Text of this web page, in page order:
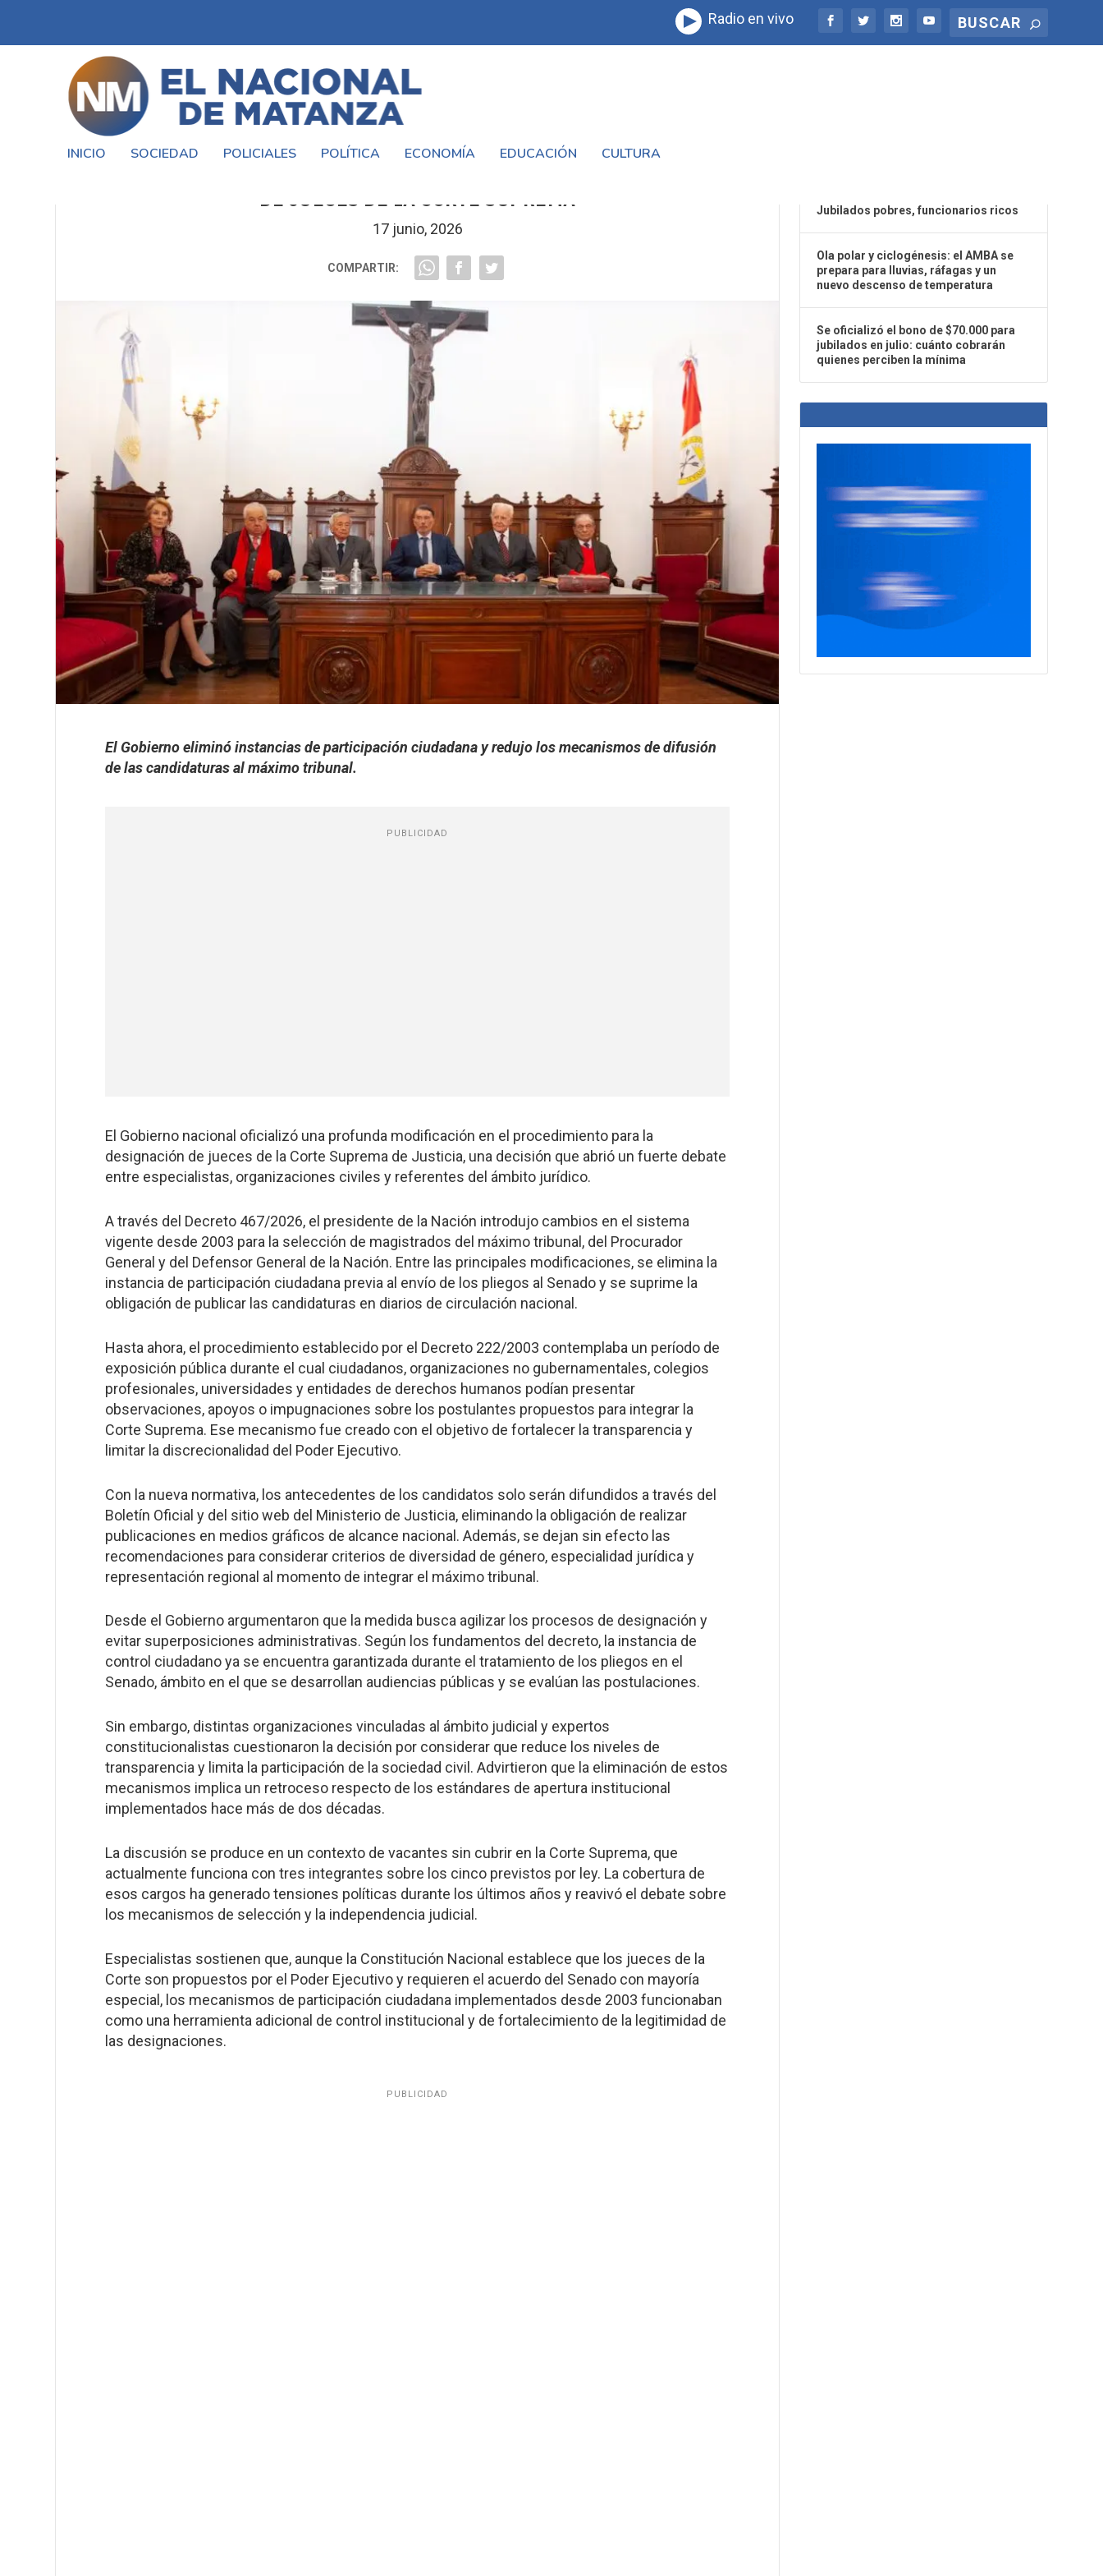
Radio en vivo
INICIO SOCIEDAD POLICIALES POLÍTICA ECONOMÍA EDUCACIÓN CULTURA
DE JUECES DE LA CORTE SUPREMA
17 junio, 2026
COMPARTIR:
El Gobierno eliminó instancias de participación ciudadana y redujo los mecanismos de difusión
de las candidaturas al máximo tribunal.
PUBLICIDAD
El Gobierno nacional oficializó una profunda modificación en el procedimiento para la
designación de jueces de la Corte Suprema de Justicia, una decisión que abrió un fuerte debate
entre especialistas, organizaciones civiles y referentes del ámbito jurídico.
A través del Decreto 467/2026, el presidente de la Nación introdujo cambios en el sistema
vigente desde 2003 para la selección de magistrados del máximo tribunal, del Procurador
General y del Defensor General de la Nación. Entre las principales modificaciones, se elimina la
instancia de participación ciudadana previa al envío de los pliegos al Senado y se suprime la
obligación de publicar las candidaturas en diarios de circulación nacional.
Hasta ahora, el procedimiento establecido por el Decreto 222/2003 contemplaba un período de
exposición pública durante el cual ciudadanos, organizaciones no gubernamentales, colegios
profesionales, universidades y entidades de derechos humanos podían presentar
observaciones, apoyos o impugnaciones sobre los postulantes propuestos para integrar la
Corte Suprema. Ese mecanismo fue creado con el objetivo de fortalecer la transparencia y
limitar la discrecionalidad del Poder Ejecutivo.
Con la nueva normativa, los antecedentes de los candidatos solo serán difundidos a través del
Boletín Oficial y del sitio web del Ministerio de Justicia, eliminando la obligación de realizar
publicaciones en medios gráficos de alcance nacional. Además, se dejan sin efecto las
recomendaciones para considerar criterios de diversidad de género, especialidad jurídica y
representación regional al momento de integrar el máximo tribunal.
Desde el Gobierno argumentaron que la medida busca agilizar los procesos de designación y
evitar superposiciones administrativas. Según los fundamentos del decreto, la instancia de
control ciudadano ya se encuentra garantizada durante el tratamiento de los pliegos en el
Senado, ámbito en el que se desarrollan audiencias públicas y se evalúan las postulaciones.
Sin embargo, distintas organizaciones vinculadas al ámbito judicial y expertos
constitucionalistas cuestionaron la decisión por considerar que reduce los niveles de
transparencia y limita la participación de la sociedad civil. Advirtieron que la eliminación de estos
mecanismos implica un retroceso respecto de los estándares de apertura institucional
implementados hace más de dos décadas.
La discusión se produce en un contexto de vacantes sin cubrir en la Corte Suprema, que
actualmente funciona con tres integrantes sobre los cinco previstos por ley. La cobertura de
esos cargos ha generado tensiones políticas durante los últimos años y reavivó el debate sobre
los mecanismos de selección y la independencia judicial.
Especialistas sostienen que, aunque la Constitución Nacional establece que los jueces de la
Corte son propuestos por el Poder Ejecutivo y requieren el acuerdo del Senado con mayoría
especial, los mecanismos de participación ciudadana implementados desde 2003 funcionaban
como una herramienta adicional de control institucional y de fortalecimiento de la legitimidad de
las designaciones.
PUBLICIDAD
Jubilados pobres, funcionarios ricos
Ola polar y ciclogénesis: el AMBA se
prepara para lluvias, ráfagas y un
nuevo descenso de temperatura
Se oficializó el bono de $70.000 para
jubilados en julio: cuánto cobrarán
quienes perciben la mínima